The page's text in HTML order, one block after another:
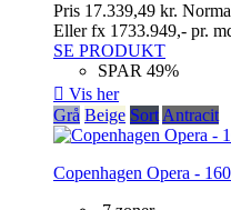
Pris 17.339,49 kr.
Eller fx 1733.949,- pr.
SE PRODUKT
SPAR 49%
 Vis her
Grå Beige Sort Antracit
Copenhagen Opera -